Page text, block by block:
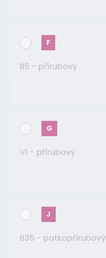
F
B5 - přírubový
G
V1 - přírubový
J
B35 - patkopřírubový